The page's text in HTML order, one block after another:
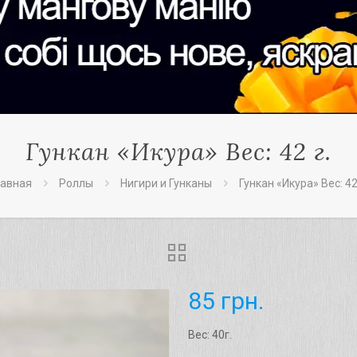
Гункан «Икура» Вес: 42 г.
Роллы Нигири и Гунканы Гункан «Икура» Вес:
85 грн.
Вес: 40г.